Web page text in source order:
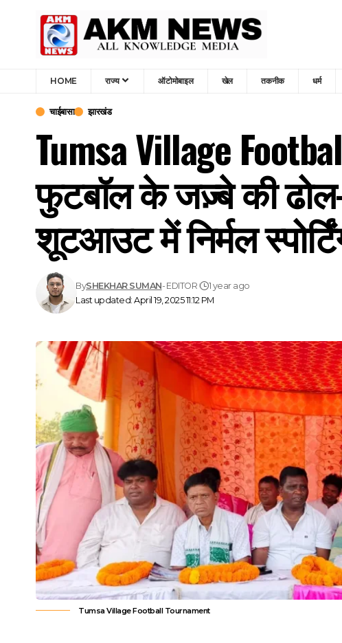
HOME राज्य ऑटोमोबाइल खेल तकनीक धर्म
चाईबासा झारखंड
Tumsa Village
फुटबॉल के जज़्बे की ढोल-
शूटआउट में निर्मल
Last updated: April 19, 2025 11:12 PM
BySHEKHAR SUMAN- EDITOR 1 year ago
Tumsa Village Football Tournament